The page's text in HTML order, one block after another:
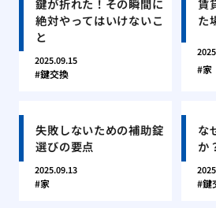
絶対やってはいけないこ
と
2025.09.15
鍵交換
た
家
失敗しないための補助錠
選びの要点
2025.09.13
家
な
か
鍵